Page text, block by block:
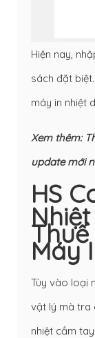
Hiện nay,
sách đặt
máy in nhiệt
Xem thêm:
update mới
HS
Máy
Tùy vào loại
vật lý mà tra
nhiệt cầm